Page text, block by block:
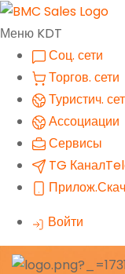
Меню KDT
Соц. сети
Торгов. сети
Туристич.
Ассоциации
Сервисы
TG Канал
Прилож.
Войти